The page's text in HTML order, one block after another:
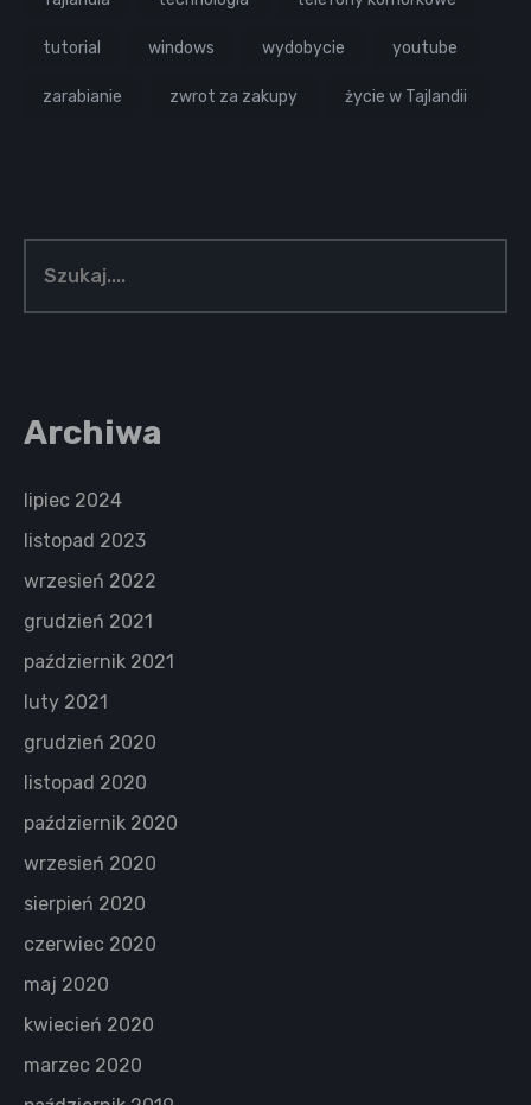
tutorial windows wydobycie youtube
zarabianie zwrot za zakupy życie w Tajlandii
Archiwa
lipiec 2024
listopad 2023
wrzesień 2022
grudzień 2021
październik 2021
luty 2021
grudzień 2020
listopad 2020
październik 2020
wrzesień 2020
sierpień 2020
czerwiec 2020
maj 2020
kwiecień 2020
marzec 2020